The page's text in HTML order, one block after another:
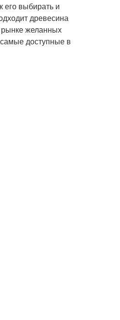
его выбирать и
древесина
рынке желанных
доступные в